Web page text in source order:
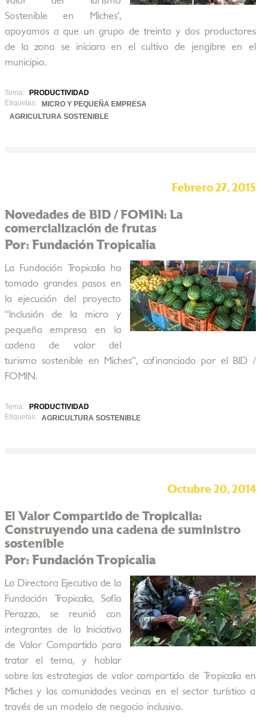
Sostenible en Miches’,
apoyamos a que un grupo de treinta y dos productores
de la zona se iniciara en el cultivo de jengibre en el
municipio.
Tema:
PRODUCTIVIDAD
Etiquetas:
MICRO Y PEQUEÑA EMPRESA
AGRICULTURA SOSTENIBLE
Febrero 27, 2015
Novedades de BID / FOMIN: La
comercialización de frutas
Por: Fundación Tropicalia
La Fundación Tropicalia ha
tomado grandes pasos en
la ejecución del proyecto
“Inclusión de la micro y
pequeña empresa en la
cadena de valor del
turismo sostenible en Miches”, cofinanciado por el BID /
FOMIN.
Tema:
PRODUCTIVIDAD
Etiquetas:
AGRICULTURA SOSTENIBLE
Octubre 20, 2014
El Valor Compartido de Tropicalia:
Construyendo una cadena de suministro
sostenible
Por: Fundación Tropicalia
La Directora Ejecutiva de la
Fundación Tropicalia, Sofía
Perazzo, se reunió con
integrantes de la Iniciativa
de Valor Compartido para
tratar el tema, y hablar
sobre las estrategias de valor compartido de Tropicalia en
Miches y las comunidades vecinas en el sector turístico a
través de un modelo de negocio inclusivo.